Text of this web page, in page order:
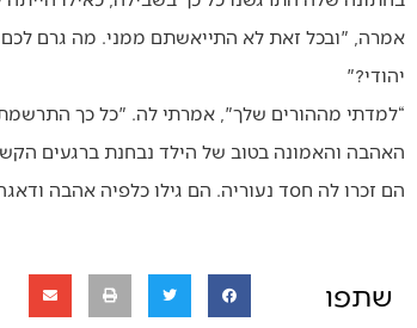
אמרה, "ובכל זאת לא התייאשתם ממני. מה גרם
יהודי?"
“למדתי מההורים שלך", אמרתי לה. "כל כך
האהבה והאמונה בטוב של הילד נבחנת ברגעים
הם זכרו לה חסד נעוריה. הם גילו כלפיה אהבה
שתפו